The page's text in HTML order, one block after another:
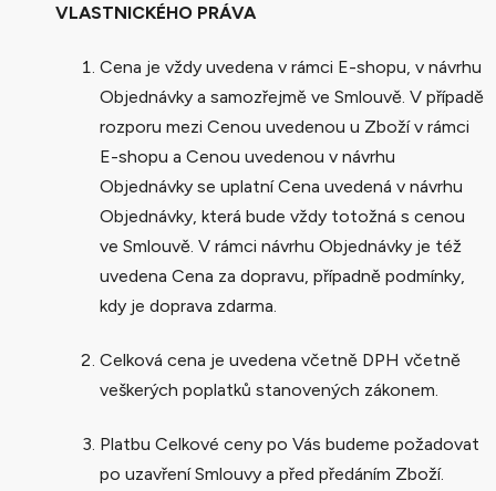
VLASTNICKÉHO PRÁVA
Cena je vždy uvedena v rámci E-shopu, v návrhu
Objednávky a samozřejmě ve Smlouvě. V případě
rozporu mezi Cenou uvedenou u Zboží v rámci
E-shopu a Cenou uvedenou v návrhu
Objednávky se uplatní Cena uvedená v návrhu
Objednávky, která bude vždy totožná s cenou
ve Smlouvě. V rámci návrhu Objednávky je též
uvedena Cena za dopravu, případně podmínky,
kdy je doprava zdarma.
Celková cena je uvedena včetně DPH včetně
veškerých poplatků stanovených zákonem.
Platbu Celkové ceny po Vás budeme požadovat
po uzavření Smlouvy a před předáním Zboží.